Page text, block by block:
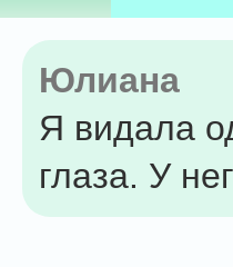
Юлиана
Я видала
глаза. У